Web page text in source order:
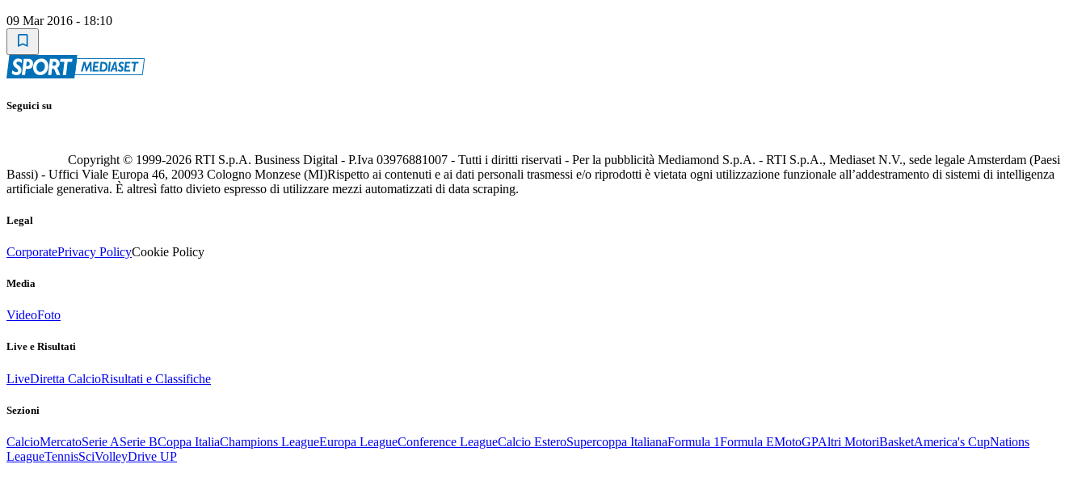
09 Mar 2016 - 18:10
Seguici su
Copyright © 1999-2026 RTI S.p.A. Business Digital - P.Iva 03976881007 - Tutti i diritti riservati - Per la pubblicità Mediamond S.p.A. - RTI S.p.A., Mediaset N.V., sede legale Amsterdam (Paesi
Bassi) - Uffici Viale Europa 46, 20093 Cologno Monzese (MI)Rispetto ai contenuti e ai dati personali trasmessi e/o riprodotti è vietata ogni utilizzazione funzionale all’addestramento di sistemi di intelligenza
artificiale generativa. È altresì fatto divieto espresso di utilizzare mezzi automatizzati di data scraping.
Legal
CorporatePrivacy PolicyCookie Policy
Media
VideoFoto
Live e Risultati
LiveDiretta CalcioRisultati e Classifiche
Sezioni
CalcioMercatoSerie ASerie BCoppa ItaliaChampions LeagueEuropa LeagueConference LeagueCalcio EsteroSupercoppa ItalianaFormula 1Formula EMotoGPAltri MotoriBasketAmerica's CupNations
LeagueTennisSciVolleyDrive UP